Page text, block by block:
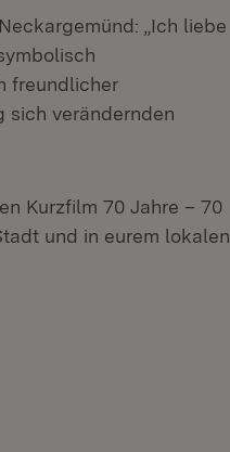
„Ich liebe
freundlicher
sich verändernden
Kurzfilm 70 Jahre – 70
und in eurem lokalen